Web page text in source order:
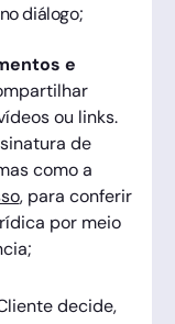
diálogo;
e
ou links.
de
como a
, para conferir
por meio
decide,